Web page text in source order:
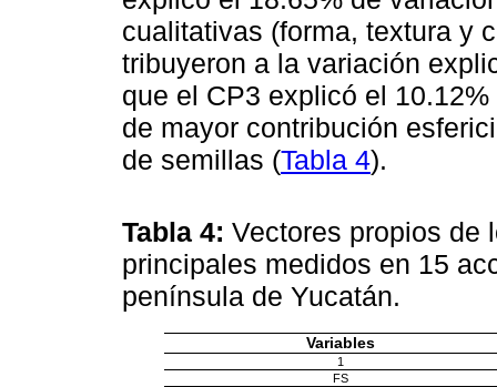
cualitativas (forma, textura y
tribuyeron a la variación
que el CP3 explicó el
de mayor contribución
de semillas (Tabla 4).
Tabla 4: Vectores propios de
principales medidos en 15
península de Yucatán.
Variables
1
FS